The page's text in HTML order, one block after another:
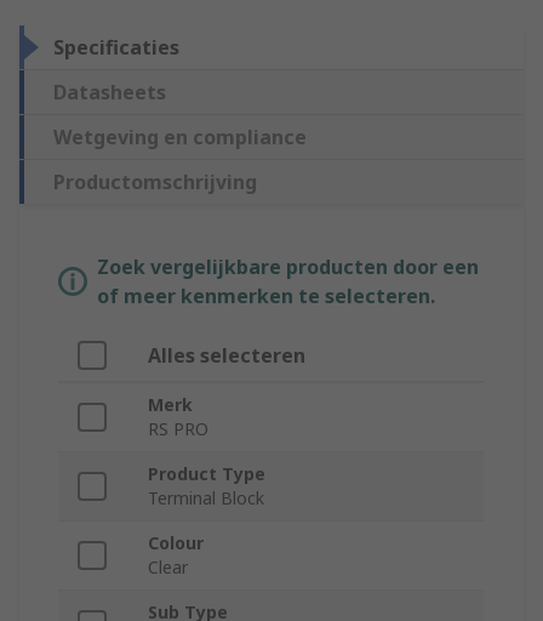
Specificaties
Datasheets
Wetgeving en compliance
Productomschrijving
Zoek vergelijkbare producten door een
of meer kenmerken te selecteren.
Alles selecteren
Merk
RS PRO
Product Type
Terminal Block
Colour
Clear
Sub Type